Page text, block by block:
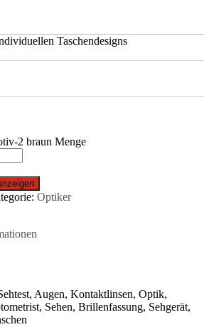
Taschendesigns
2 braun Menge
Optiker
Augen, Kontaktlinsen, Optik,
Sehen, Brillenfassung, Sehgerät,